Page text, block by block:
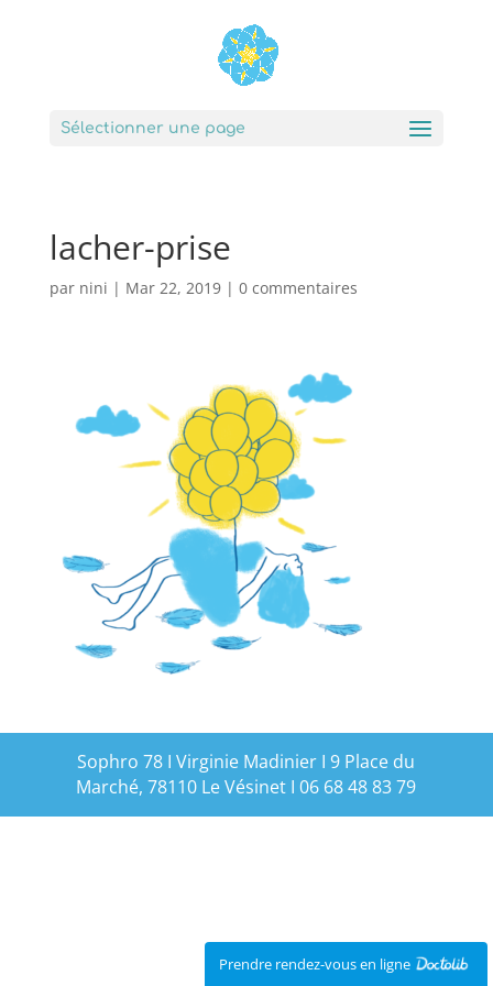
Prendre rendez-vous en ligne
Sélectionner une page
lacher-prise
par nini | Mar 22, 2019| 0 commentaires
Sophro 78 I Virginie Madinier I 9 Place du
Marché, 78110 Le Vésinet I 06 68 48 83 79